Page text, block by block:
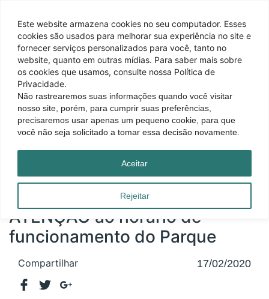
Este website armazena cookies no seu computador. Esses
cookies são usados ​​para melhorar sua experiência no site e
fornecer serviços personalizados para você, tanto no
website, quanto em outras mídias. Para saber mais sobre
os cookies que usamos, consulte nossa Política de
Privacidade.
Não rastrearemos suas informações quando você visitar
nosso site, porém, para cumprir suas preferências,
precisaremos usar apenas um pequeno cookie, para que
você não seja solicitado a tomar essa decisão novamente.
Rejeitar
Aceitar
Página inicial|Blog|ATENÇÃO ao horário de funcionamento do Parque
ATENÇÃO ao horário de
funcionamento do Parque
Compartilhar 17/02/2020